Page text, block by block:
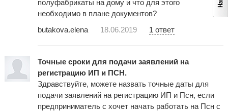
полуфабрикаты на дому и что для этого
необходимо в плане документов?
butakova.elena
18.06.2019 1 ответ
Точные сроки для подачи заявлений на
регистрацию ИП и ПСН.
Здравствуйте, можете назвать точные даты для
подачи заявлений на регистрацию ИП и Псн, если
предприниматель с хочет начать работать на Псн с